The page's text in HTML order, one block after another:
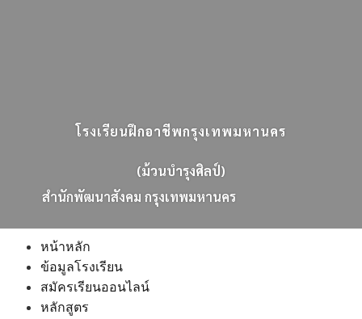
โรงเรียนฝึกอาชีพกรุงเทพมหานคร
(ม้วนบำรุงศิลป์)
สนกพฒนาสงคม กรงเทพมหานคร
หน้าหลัก
ข้อมูลโรงเรียน
สมัครเรียนออนไลน์
หลักสูตร